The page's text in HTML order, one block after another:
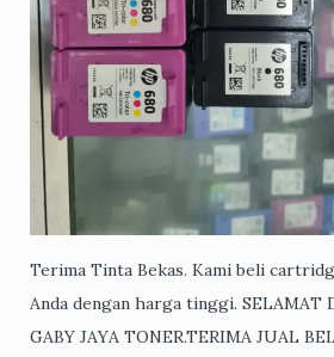
Terima Tinta Bekas. Kami beli
Anda dengan harga tinggi. SELAMAT
GABY JAYA TONER.TERIMA JUAL